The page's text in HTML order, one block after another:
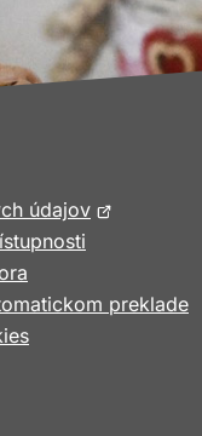
údajovOtvorí
novom
preklade